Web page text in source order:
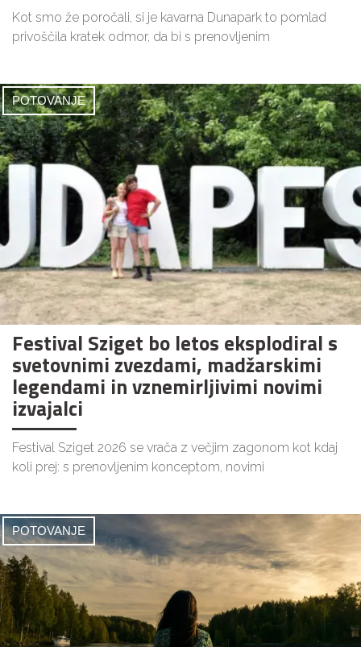
Kot smo že poročali, si je kavarna Dunapark to pomlad
privoščila kratek odmor, da bi s prenovljenim
POTOVANJE
Festival Sziget bo letos eksplodiral s
svetovnimi zvezdami, madžarskimi
legendami in vznemirljivimi novimi
izvajalci
Festival Sziget 2026 se vrača z večjim zagonom kot kdaj
koli prej: s prenovljenim konceptom, novimi
POTOVANJE